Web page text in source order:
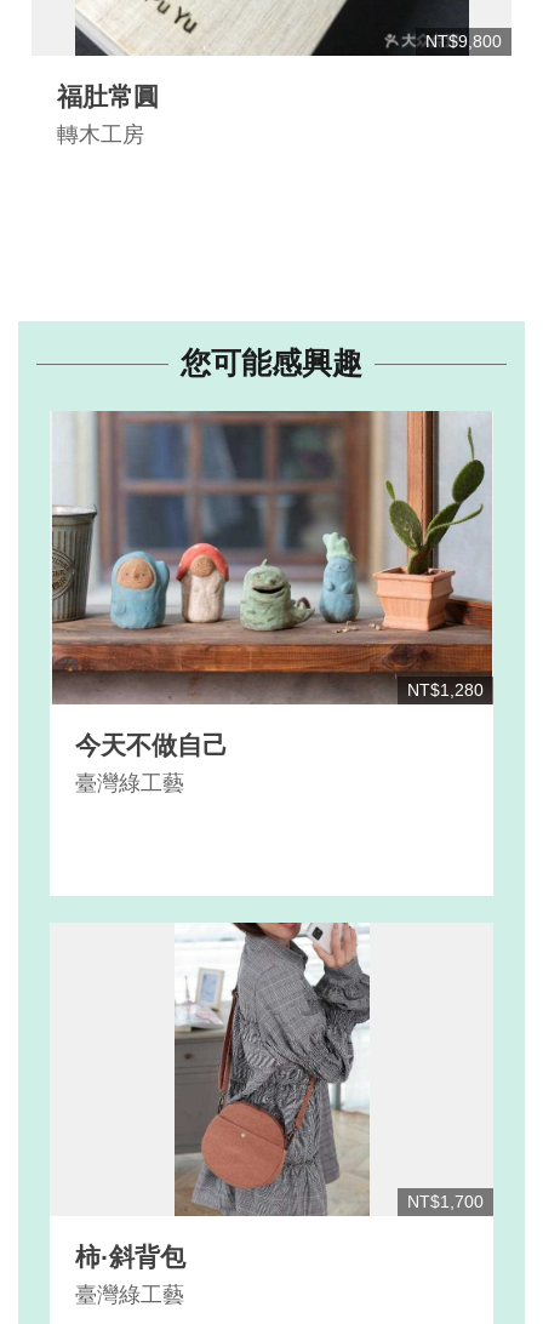
NT$9,800
福肚常圓
轉木工房
您可能感興趣
NT$1,280
今天不做自己
臺灣綠工藝
NT$1,700
柿·斜背包
臺灣綠工藝